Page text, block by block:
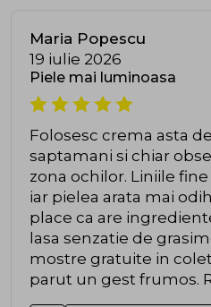
Maria Popescu
19 iulie 2026
Piele mai luminoasa
Folosesc crema asta
saptamani si chiar
zona ochilor. Liniile
iar pielea arata mai
place ca are
lasa senzatie de
mostre gratuite in
parut un gest frumos.